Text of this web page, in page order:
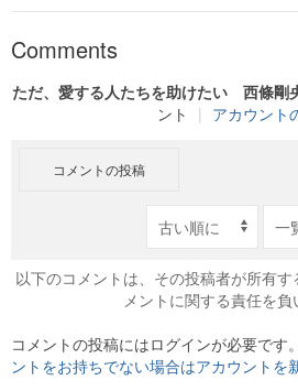
Comments
ただ、愛する人たちを助けたい 西條剛
ント
| アカウント
コメントの投稿
以下のコメントは、その投稿者が所有
メントに関する責任を負
コメントの投稿にはログインが必要です。
ントをお持ちでない場合はアカウントを